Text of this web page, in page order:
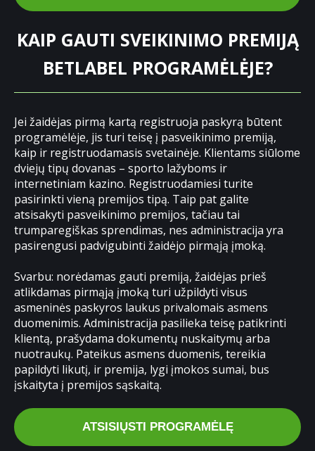
KAIP GAUTI SVEIKINIMO PREMIJĄ
BETLABEL PROGRAMĖLĖJE?
Jei žaidėjas pirmą kartą registruoja paskyrą būtent
programėlėje, jis turi teisę į pasveikinimo premiją,
kaip ir registruodamasis svetainėje. Klientams siūlome
dviejų tipų dovanas – sporto lažyboms ir
internetiniam kazino. Registruodamiesi turite
pasirinkti vieną premijos tipą. Taip pat galite
atsisakyti pasveikinimo premijos, tačiau tai
trumparegiškas sprendimas, nes administracija yra
pasirengusi padvigubinti žaidėjo pirmąją įmoką.
Svarbu: norėdamas gauti premiją, žaidėjas prieš
atlikdamas pirmąją įmoką turi užpildyti visus
asmeninės paskyros laukus privalomais asmens
duomenimis. Administracija pasilieka teisę patikrinti
klientą, prašydama dokumentų nuskaitymų arba
nuotraukų. Pateikus asmens duomenis, tereikia
papildyti likutį, ir premija, lygi įmokos sumai, bus
įskaityta į premijos sąskaitą.
ATSISIŲSTI PROGRAMĖLĘ